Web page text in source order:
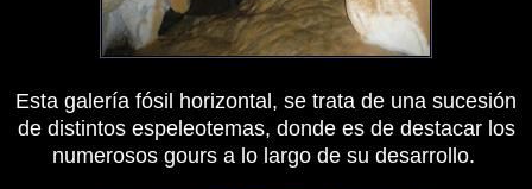
Esta galería fósil horizontal, se trata de una sucesión
de distintos espeleotemas, donde es de destacar los
numerosos gours a lo largo de su desarrollo.